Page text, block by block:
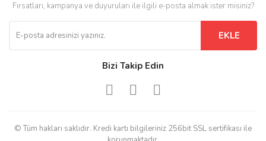
Fırsatları, kampanya ve duyuruları ile ilgili e-posta almak ister misiniz?
EKLE
Bizi Takip Edin
© Tüm hakları saklıdır. Kredi kartı bilgileriniz 256bit SSL sertifikası ile